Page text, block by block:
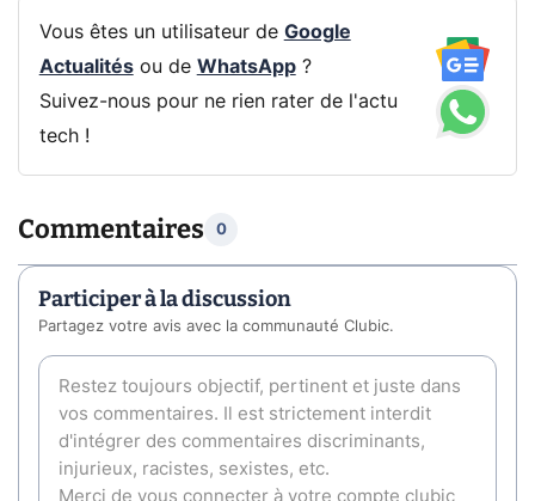
Vous êtes un utilisateur de Google
Actualitésou de WhatsApp?
Suivez-nous pour ne rien rater de l'actu
tech !
Commentaires 0
Participer à la discussion
Partagez votre avis avec la communauté Clubic.